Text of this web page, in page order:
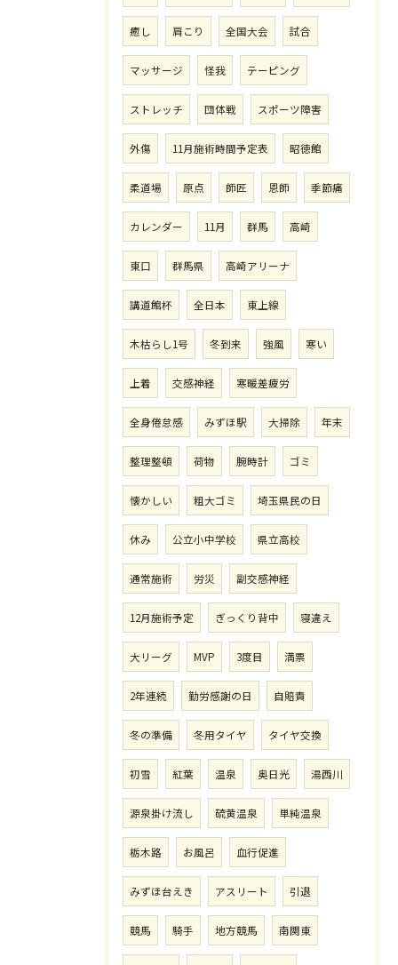
癒し 肩こり 全国大会 試合
マッサージ 怪我 テーピング
ストレッチ 団体戦 スポーツ障害
外傷 11月施術時間予定表 昭徳館
柔道場 原点 師匠 恩師 季節痛
カレンダー 11月 群馬 高崎
東口 群馬県 高崎アリーナ
講道館杯 全日本 東上線
木枯らし1号 冬到来 強風 寒い
上着 交感神経 寒暖差疲労
全身倦怠感 みずほ駅 大掃除 年末
整理整頓 荷物 腕時計 ゴミ
懐かしい 粗大ゴミ 埼玉県民の日
休み 公立小中学校 県立高校
通常施術 労災 副交感神経
12月施術予定 ぎっくり背中 寝違え
大リーグ MVP 3度目 満票
2年連続 勤労感謝の日 自賠責
冬の準備 冬用タイヤ タイヤ交換
初雪 紅葉 温泉 奥日光 湯西川
源泉掛け流し 硫黄温泉 単純温泉
栃木路 お風呂 血行促進
みずほ台えき アスリート 引退
競馬 騎手 地方競馬 南関東